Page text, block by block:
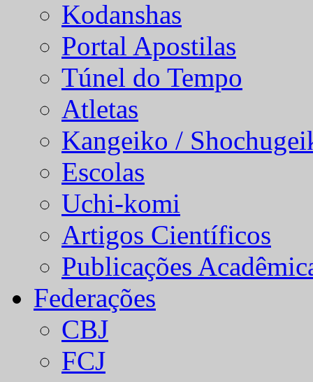
Kodanshas
Portal Apostilas
Túnel do Tempo
Atletas
Kangeiko /
Escolas
Uchi-komi
Artigos Científicos
Publicações
Federações
CBJ
FCJ